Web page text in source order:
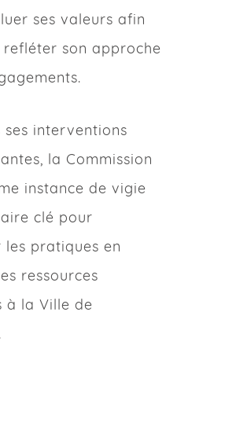
ses valeurs afin
refléter son approche
interventions
la Commission
instance de vigie
clé pour
pratiques en
ressources
à la Ville de